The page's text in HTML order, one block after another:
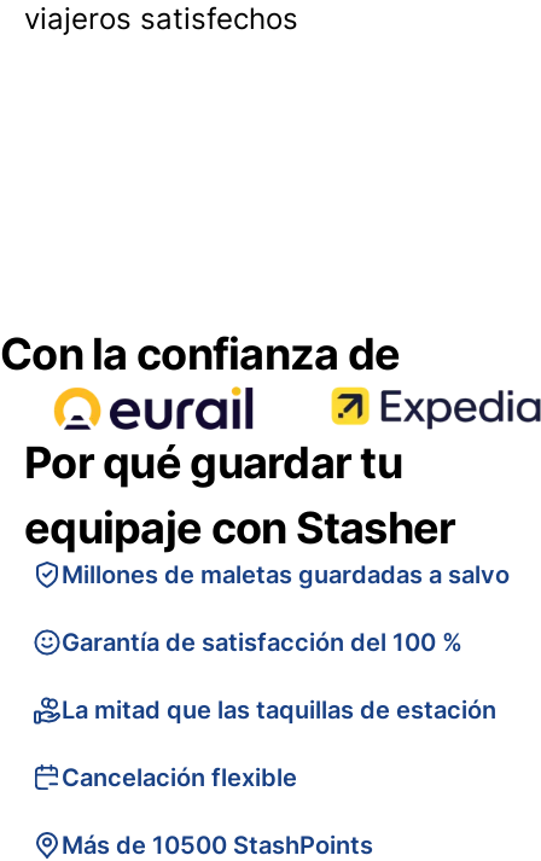
viajeros satisfechos
Con la confianza de
Por qué guardar tu
equipaje con Stasher
Millones de maletas guardadas a salvo
Garantía de satisfacción del 100 %
La mitad que las taquillas de estación
Cancelación flexible
Más de 10500 StashPoints